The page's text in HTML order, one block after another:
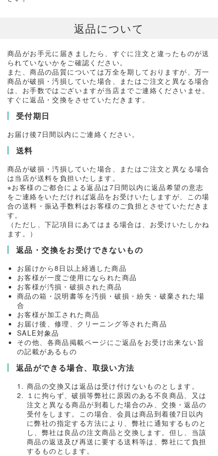
返品について
商品がお手元に届きましたら、すぐに注文と違ったものが送
られていないかをご確認ください。
また、商品の品質については万全を期しておりますが、万一
商品が破損・汚損していた場合、またはご注文と異なる場合
は、お手数ではございますが当店までご連絡くださいませ。
すぐに返品・交換をさせていただきます。
受付期日
お届け後7日間以内にご連絡ください。
送料
商品が破損・汚損していた場合、またはご注文と異なる場合
は当店が送料を負担いたします。
※お客様のご都合による返品は7日間以内に返品希望の意志
をご連絡をいただければ返品をお受けいたしますが、この場
合の送料・振込手数料はお客様のご負担とさせていただきま
す。
（ただし、下記項目にあてはまる場合は、お受けいたしかね
ます。）
返品・交換をお受けできないもの
お届けから8日以上経過した商品
お客様が一度ご使用になられた商品
お客様が汚損・破損された商品
商品の箱・説明書等を汚損・破損・紛失・破棄された場
合
お客様が加工された商品
お届け後、修理、クリーニング等された商品
SALE対象品
その他、各商品掲載ページにご返品をお受け出来ない旨
の記載があるもの
返品ができる場合、取扱い方法
商品の交換又は返品は受け付けないものとします。
１に拘らず、破損等弊社に原因のある不良商品、又は
注文と異なる商品が到着した場合のみ、交換・返品の
受付をします。この場合、会員は商品到着後7日以内
に弊社の指定する方法により、弊社に通知するものと
し、弊社は良品の注文商品と交換します。但し、当該
商品の返送及び再送に要する送料等は、弊社にて負担
するものとします。